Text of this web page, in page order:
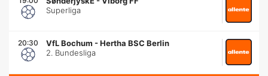
Superliga
20:30 VfL Bochum -Hertha BSC Berlin
2. Bundesliga